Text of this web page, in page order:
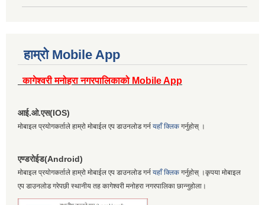
हाम्रो Mobile App
कागेश्वरी मनोहरा नगरपालिकाको Mobile App
आई.ओ.एस(IOS)
मोबाइल प्रयोगकर्ताले हाम्रो मोबाईल एप डाउनलोड गर्न यहाँ क्लिक गर्नुहोस् ।
एण्डरोईड(Android)
मोबाइल प्रयोगकर्ताले हाम्रो मोबाईल एप डाउनलोड गर्न यहाँ क्लिक गर्नुहोस् ।कृपया मोबाइल
एप डाउनलोड गरेपछी स्थानीय तह कागेश्वरी मनोहरा नगरपालिका छान्नुहोला।